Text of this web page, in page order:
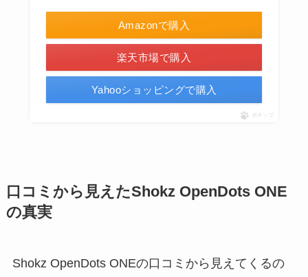
Amazonで購入
楽天市場で購入
Yahooショッピングで購入
ポチップ
口コミから見えたShokz OpenDots ONE
の真実
Shokz OpenDots ONEの口コミから見えてくるの